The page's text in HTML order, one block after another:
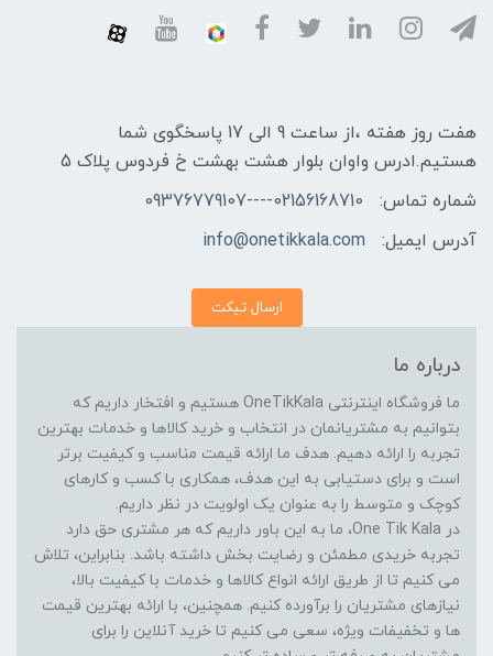
هفت روز هفته ،از ساعت 9 الی 17 پاسخگوی شما
هستیم.ادرس واوان بلوار هشت بهشت خ فردوس پلاک 5
شماره تماس:
02156168710----09376779107
آدرس ایمیل:
info@onetikkala.com
ارسال تیکت
درباره ما
ما فروشگاه اینترنتی OneTikKala هستیم و افتخار داریم که
بتوانیم به مشتریانمان در انتخاب و خرید کالاها و خدمات بهترین
تجربه را ارائه دهیم. هدف ما ارائه قیمت مناسب و کیفیت برتر
است و برای دستیابی به این هدف، همکاری با کسب و کارهای
کوچک و متوسط را به عنوان یک اولویت در نظر داریم.
در One Tik Kala، ما به این باور داریم که هر مشتری حق دارد
تجربه خریدی مطمئن و رضایت بخش داشته باشد. بنابراین، تلاش
می کنیم تا از طریق ارائه انواع کالاها و خدمات با کیفیت بالا،
نیازهای مشتریان را برآورده کنیم. همچنین، با ارائه بهترین قیمت
ها و تخفیفات ویژه، سعی می کنیم تا خرید آنلاین را برای